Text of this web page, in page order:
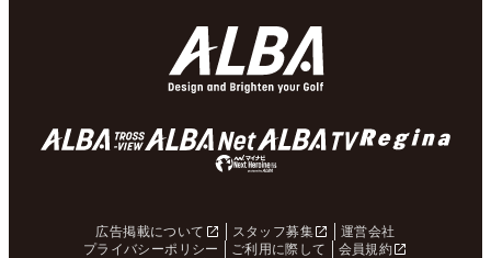
広告掲載について スタッフ募集
運営会社
プライバシーポリシー
ご利用に際して
会員規約